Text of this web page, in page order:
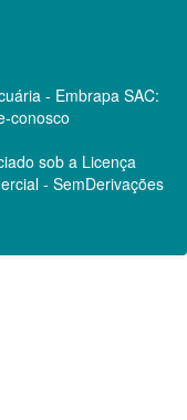
- Embrapa SAC:
conosco
sob a Licença
- SemDerivações